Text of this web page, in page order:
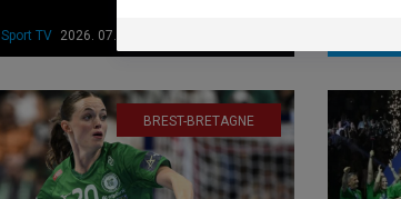
Sport TV 2026. 07. 17. 10:03
BREST-BRETAGNE